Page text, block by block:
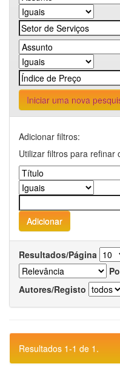
Iniciar uma nova
Adicionar filtros:
Utilizar filtros para refinar
Resultados/Página
Autores/Registo
Resultados 1-1 de 1.